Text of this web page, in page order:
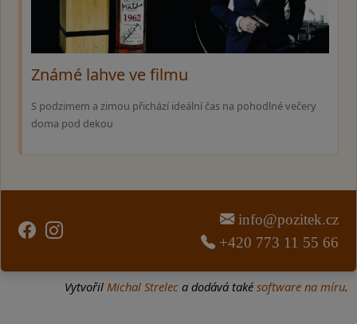
Známé lahve ve filmu
S podzimem a zimou přichází ideální čas na pohodlné večery
doma pod dekou
info@pozitek.cz
+420 773 11 55 66
Vytvořil Michal Strelec a dodává také software na míru.